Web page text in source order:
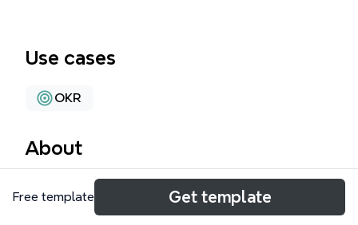
Use cases
OKR
About
La RESOLUCION 00223 del 29-01-2015 es un marco
normativo institucional que establece las políticas
Free template Get template